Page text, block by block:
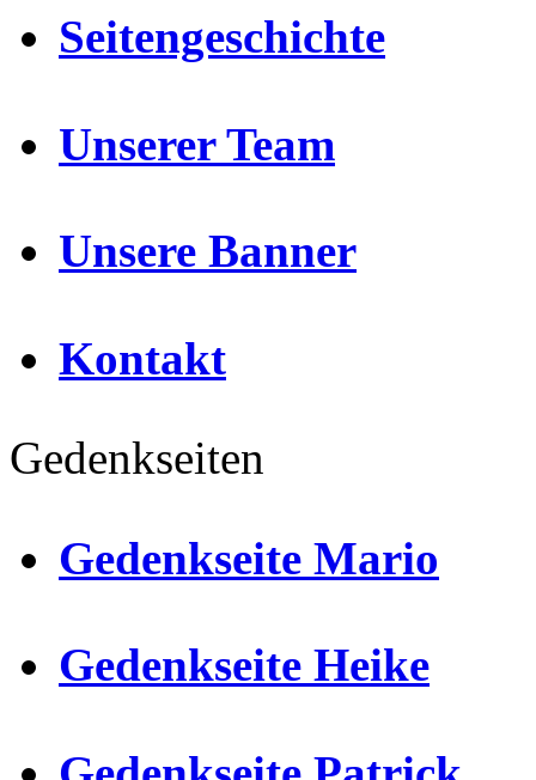
Seitengeschichte
Unserer Team
Unsere Banner
Kontakt
Gedenkseiten
Gedenkseite Mario
Gedenkseite Heike